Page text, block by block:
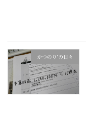
かつのり’の日々